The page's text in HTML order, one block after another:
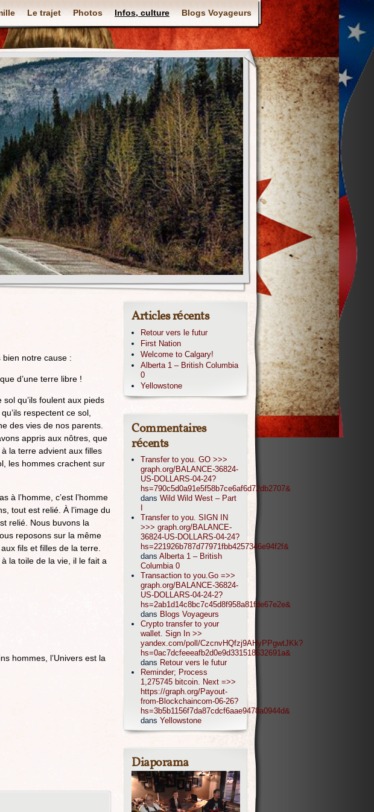
Le trajet Photos Infos, culture Blogs Voyageurs
bien notre cause :
d’une terre libre !
qu’ils foulent aux pieds
respectent ce sol,
des vies de nos parents.
appris aux nôtres, que
la terre advient aux filles
les hommes crachent sur
à l’homme, c’est l’homme
tout est relié. À l’image du
relié. Nous buvons la
reposons sur la même
fils et filles de la terre.
à la toile de la vie, il le fait a
hommes, l’Univers est la
Articles récents
Retour vers le futur
First Nation
Welcome to Calgary!
Alberta 1 – British Columbia
0
Yellowstone
Commentaires
récents
Transfer to you. GO >>>
graph.org/BALANCE-36824-
US-DOLLARS-04-24?
hs=790c5d0a91e5f58b7ce6af6d72db2707&
dans Wild Wild West – Part
Transfer to you. SIGN IN
>>> graph.org/BALANCE-
36824-US-DOLLARS-04-24?
hs=221926b787d77971fbb4257346e94f2f&
dans Alberta 1 – British
Columbia 0
Transaction to you.Go =>>
graph.org/BALANCE-36824-
US-DOLLARS-04-24-2?
hs=2ab1d14c8bc7c45d8f958a81fde67e2e&
dans Blogs Voyageurs
Crypto transfer to your
wallet. Sign In >>
yandex.com/poll/CzcnvHQfzj9AHyPPgwtJKk?
hs=0ac7dcfeeeafb2d0e9d331518632691a&
dans Retour vers le futur
Reminder; Process
1,275745 bitcoin. Next =>>
https://graph.org/Payout-
from-Blockchaincom-06-26?
hs=3b5b1156f7da87cdcf6aae9478a0944d&
dans Yellowstone
Diaporama